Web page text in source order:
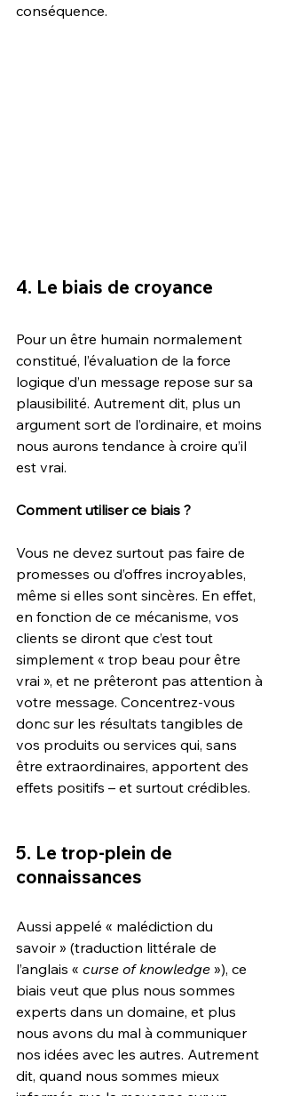
conséquence.
4. Le biais de croyance
Pour un être humain normalement
constitué, l’évaluation de la force
logique d’un message repose sur sa
plausibilité. Autrement dit, plus un
argument sort de l’ordinaire, et moins
nous aurons tendance à croire qu’il
est vrai.
Comment utiliser ce biais ?
Vous ne devez surtout pas faire de
promesses ou d’offres incroyables,
même si elles sont sincères. En effet,
en fonction de ce mécanisme, vos
clients se diront que c’est tout
simplement « trop beau pour être
vrai », et ne prêteront pas attention à
votre message. Concentrez-vous
donc sur les résultats tangibles de
vos produits ou services qui, sans
être extraordinaires, apportent des
effets positifs – et surtout crédibles.
5. Le trop-plein de
connaissances
Aussi appelé « malédiction du
savoir » (traduction littérale de
l’anglais « curse of knowledge »), ce
biais veut que plus nous sommes
experts dans un domaine, et plus
nous avons du mal à communiquer
nos idées avec les autres. Autrement
dit, quand nous sommes mieux